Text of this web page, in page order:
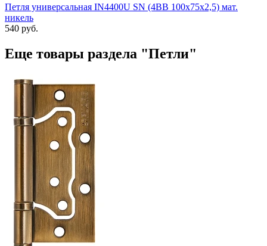
Петля универсальная IN4400U SN (4BB 100x75x2,5) мат.
никель
540 руб.
Еще товары раздела "Петли"